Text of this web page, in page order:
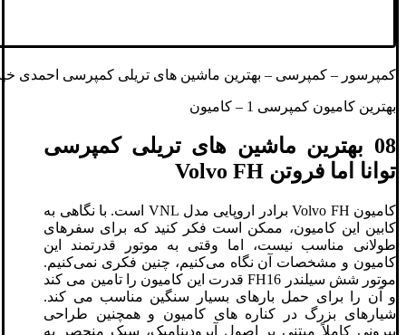
کمپرسور – کمپرسی – بهترین ماشین های تریلی کمپرسی احمدی
بهترین کامیون کمپرسی 1 – کامیون
08 بهترین ماشین های تریلی کمپرسی
توانا اما فروتن Volvo FH
کامیون Volvo FH برادر اروپایی مدل VNL است. با نگاهی به
کابین این کامیون، ممکن است فکر کنید که برای سفرهای
طولانی مناسب نیست، اما وقتی به موتور قدرتمند این
کامیون و مشخصات آن نگاه می‌کنیم، چنین فکری نمی‌کنیم.
موتور شش سیلندر FH16 قدرت این کامیون را تامین می کند
و آن را برای حمل بارهای بسیار سنگین مناسب می کند.
شیارهای بزرگ در کناره های کامیون و همچنین طراحی
بیرونی کاملاً مبتنی بر اصول آیرودینامیک، سبک منحصر به